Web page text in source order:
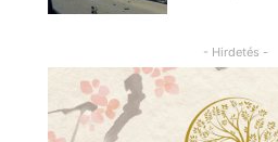
- Hirdetés -